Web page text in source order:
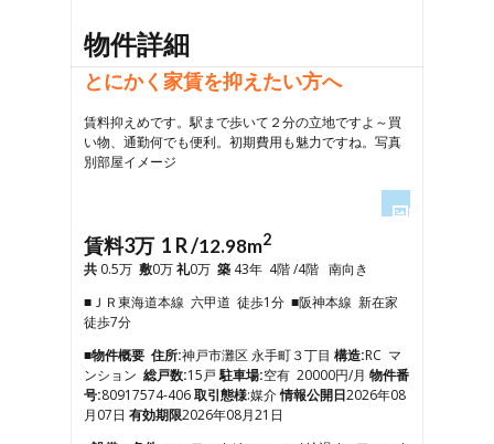
物件詳細
とにかく家賃を抑えたい方へ
賃料抑えめです。駅まで歩いて２分の立地ですよ～買
い物、通勤何でも便利。初期費用も魅力ですね。写真
別部屋イメージ
4
7
賃料3万 1 R /12.98m2
共 0.5万 敷0万礼0万 築 43年 4階 /4階 南向き
■ＪＲ東海道本線 六甲道 徒歩1分 ■阪神本線 新在家
徒歩7分
■物件概要 住所:神戸市灘区 永手町３丁目 構造:RC マ
ンション 総戸数:15戸駐車場:空有 20000円/月 物件番
号:80917574-406取引態様:媒介情報公開日2026年08
月07日 有効期限2026年08月21日